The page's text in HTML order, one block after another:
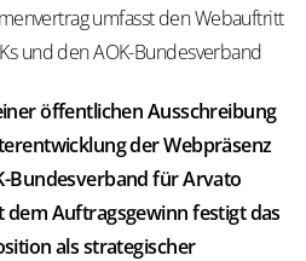
umfasst den Webauftritt
und den AOK-Bundesverband
öffentlichen Ausschreibung
der Webpräsenz
Bundesverband für Arvato
dem Auftragsgewinn festigt das
als strategischer